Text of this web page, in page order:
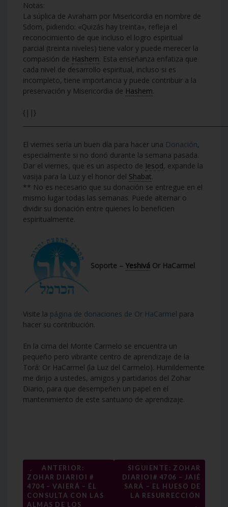
Notas:
La súplica de Avraham por Misericordia en nombre de
Sdom, pidiendo: «Quizás hay treinta», refleja el
reconocimiento de que incluso el logro espiritual
parcial (treinta niveles) tiene valor y puede merecer la
compasión de Hashem. Esta enseñanza enfatiza que
cada nivel de desarrollo espiritual, incluso si es
incompleto, tiene importancia y puede contribuir a la
preservación y Misericordia de Hashem.
{||}
El viernes sería un buen día para hacer una Donación,
especialmente si no donó durante la semana pasada.
Dar el viernes, que es un aspecto de Iesod, expande la
vasija para la Luz y el honor del Shabat.
** No es necesario que su donación se entregue en el
mismo lugar todas las semanas. Puede alternar o
dividir su donación entre quienes lo beneficien
espiritualmente.
Soporte – Yeshivá Or HaCarmel
Visite la página de donaciones de Or HaCarmel para
hacer su contribución.
En la cima del Monte Carmelo se encuentra un
pequeño pero vibrante centro de aprendizaje de la
Torá: Or HaCarmel (la Luz del Carmelo). Humildemente
me dirijo a ustedes, amigos y partidarios del Zohar
Diario, para que desempeñen un papel en el
mantenimiento de este santuario de aprendizaje.
Navegación
de
entradas
←
ANTERIOR:
ZOHAR DIARIOI #
4704 – VAIERÁ – ÉL
CONSULTA CON LAS
ALMAS DE LOS
SIGUIENTE: ZOHAR
DIARIOI# 4706 – JAIÉ
SARÁ – EL HUESO DE
LA RESURRECCIÓN